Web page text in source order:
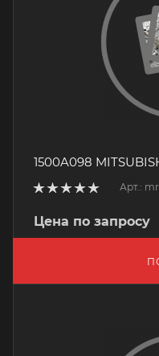
1500A098
Арт.:
Цена по запросу